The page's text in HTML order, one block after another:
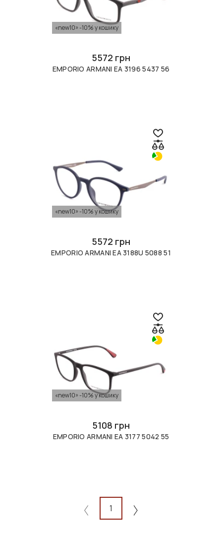
«new10» -10% у кошику
5572 грн
EMPORIO ARMANI EA 3196 5437 56
«new10» -10% у кошику
5572 грн
EMPORIO ARMANI EA 3188U 5088 51
«new10» -10% у кошику
5108 грн
EMPORIO ARMANI EA 3177 5042 55
1